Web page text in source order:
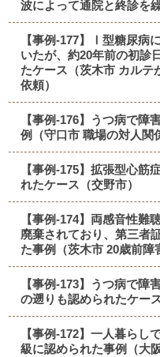
波によって通院と終診を繰
【事例-177】Ⅰ型糖尿病
いたが、約20年前の初診
たケース（茨木市 カルテ
依頼）
【事例-176】うつ病で障
例（守口市 職場の対人関
【事例-175】拡張型心筋
れたケース（交野市）
【事例-174】両感音性難
廃棄されており、第三者
た事例（茨木市 20歳前障
【事例-173】うつ病で障
の遡りも認められたケー
【事例-172】一人暮らし
級に認められた事例（大